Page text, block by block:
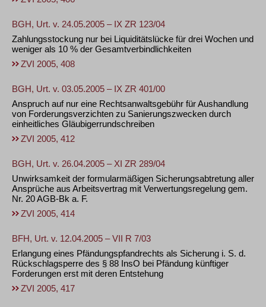
BGH, Urt. v. 24.05.2005 – IX ZR 123/04
Zahlungsstockung nur bei Liquiditätslücke für drei Wochen und
weniger als 10 % der Gesamtverbindlichkeiten
ZVI 2005, 408
BGH, Urt. v. 03.05.2005 – IX ZR 401/00
Anspruch auf nur eine Rechtsanwaltsgebühr für Aushandlung
von Forderungsverzichten zu Sanierungszwecken durch
einheitliches Gläubigerrundschreiben
ZVI 2005, 412
BGH, Urt. v. 26.04.2005 – XI ZR 289/04
Unwirksamkeit der formularmäßigen Sicherungsabtretung aller
Ansprüche aus Arbeitsvertrag mit Verwertungsregelung gem.
Nr. 20 AGB-Bk a. F.
ZVI 2005, 414
BFH, Urt. v. 12.04.2005 – VII R 7/03
Erlangung eines Pfändungspfandrechts als Sicherung i. S. d.
Rückschlagsperre des § 88 InsO bei Pfändung künftiger
Forderungen erst mit deren Entstehung
ZVI 2005, 417